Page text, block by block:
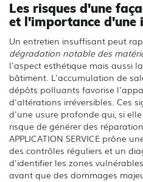
Les risques d'une
et l'importance d'une
Un entretien insuffisant peut
dégradation notable des
l'aspect esthétique mais aussi
bâtiment. L'accumulation de
dépôts polluants favorise
d'altérations irréversibles. Ces
d'une usure profonde qui, si
risque de générer des
APPLICATION SERVICE prône
des contrôles réguliers et un
d'identifier les zones
avant que des dommages